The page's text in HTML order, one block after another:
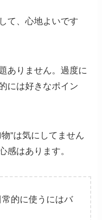
て、心地よいです
ありません。過度に
には好きなポイン
”は気にしてません
感はあります。
的に使うにはバ